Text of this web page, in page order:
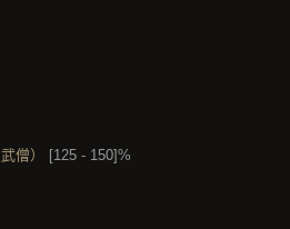
僧） [125 - 150]%